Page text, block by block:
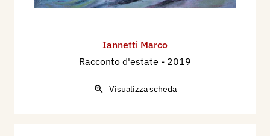
Iannetti Marco
Racconto d'estate - 2019
Visualizza scheda